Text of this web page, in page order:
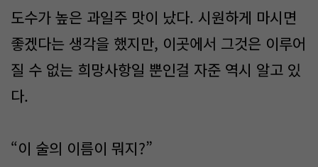
도수가 높은 과일주 맛이 났다. 시원하게 마시면
좋겠다는 생각을 했지만, 이곳에서 그것은 이루어
질 수 없는 희망사항일 뿐인걸 자준 역시 알고 있
다.
“이 술의 이름이 뭐지?”